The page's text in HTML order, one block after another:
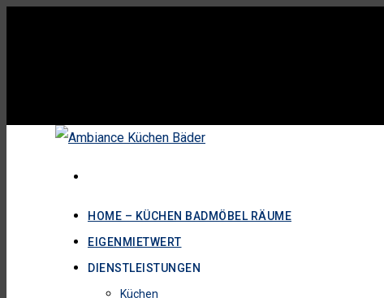
HOME – KÜCHEN BADMÖBEL RÄUME
EIGENMIETWERT
DIENSTLEISTUNGEN
Küchen